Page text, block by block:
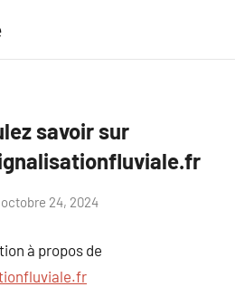
savoir sur
octobre 24, 2024
à propos de